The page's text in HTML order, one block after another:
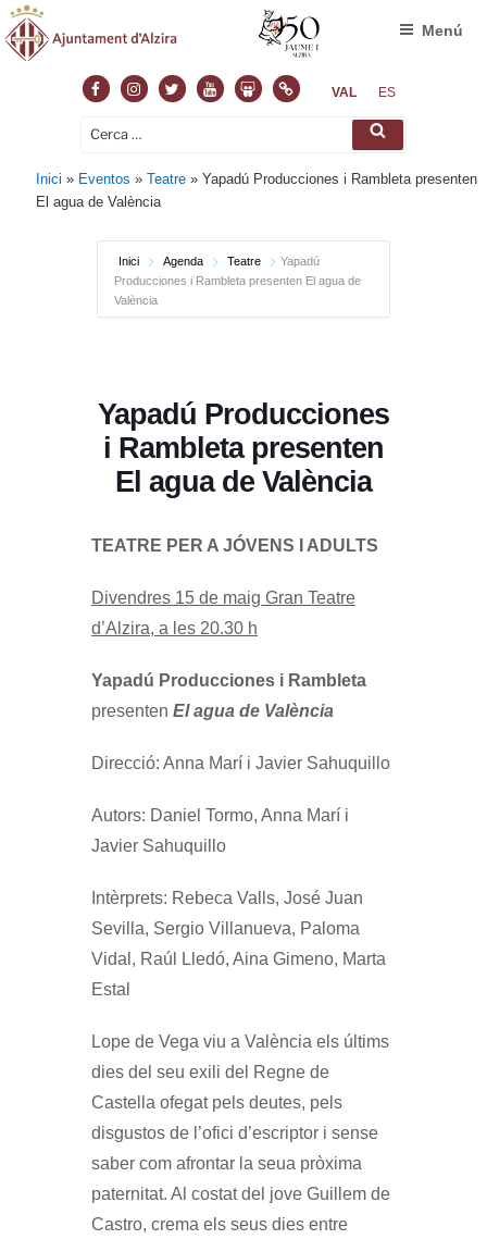
FacebookInstagram
TwitterYoutubeSlideshare
NormasVAL ES
Cerca: Cerca
Menú
Inici » Eventos »Teatre »Yapadú Producciones i Rambleta presenten
El agua de València
Inici Agenda Teatre
Yapadú
Producciones i Rambleta presenten El agua de
València
Yapadú Producciones
i Rambleta presenten
El agua de València
TEATRE PER A JÓVENS I ADULTS
Divendres 15 de maig Gran Teatre
d’Alzira, a les 20.30 h
Yapadú Producciones i Rambleta
presenten El agua de València
Direcció: Anna Marí i Javier Sahuquillo
Autors: Daniel Tormo, Anna Marí i
Javier Sahuquillo
Intèrprets: Rebeca Valls, José Juan
Sevilla, Sergio Villanueva, Paloma
Vidal, Raúl Lledó, Aina Gimeno, Marta
Estal
Lope de Vega viu a València els últims
dies del seu exili del Regne de
Castella ofegat pels deutes, pels
disgustos de l’ofici d’escriptor i sense
saber com afrontar la seua pròxima
paternitat. Al costat del jove Guillem de
Castro, crema els seus dies entre